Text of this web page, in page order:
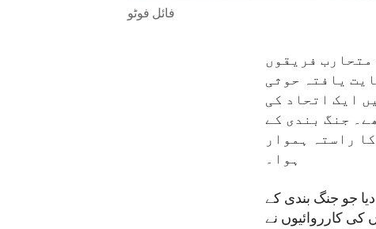
فائل فوٹو
اقوامِ متحدہ نے متحارب فریقوں
یافتہ حوثی
ایک اتحاد کی
جنگ بندی کے
راستہ ہموار
ہوا۔
جو جنگ بندی کے
کی کارروائیوں نے